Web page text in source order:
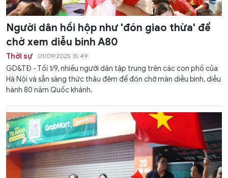
Người dân hồi hộp như 'đón giao thừa' để
chờ xem diễu binh A80
Thời sự 01/09/2025 15:49
GD&TĐ - Tối 1/9, nhiều người dân tập trung trên các con phố của
Hà Nội và sẵn sàng thức thâu đêm để đón chờ màn diễu binh, diễu
hành 80 năm Quốc khánh.